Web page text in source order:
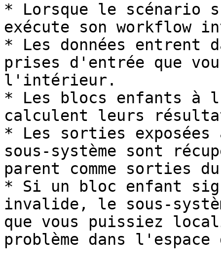
* Lorsque le scénario
exécute son workflow
* Les données entrent
prises d'entrée que
l'intérieur.
* Les blocs enfants à
calculent leurs
* Les sorties
sous‑système sont
parent comme sorties
* Si un bloc enfant
invalide, le
que vous puissiez
problème dans